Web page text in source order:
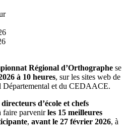
Régional d’Orthographe se
à 10 heures, sur les sites web de
Départemental et du CEDAACE.
directeurs d’école et chefs
faire parvenirles 15 meilleures
, avant le 27 février 2026, à